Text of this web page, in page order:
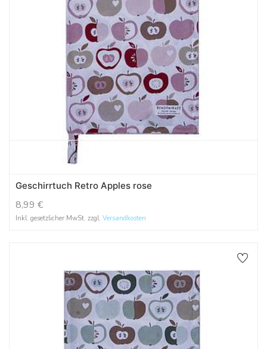
Geschirrtuch Retro Apples rose
8,99 €
Inkl. gesetzlicher MwSt. zzgl. Versandkosten